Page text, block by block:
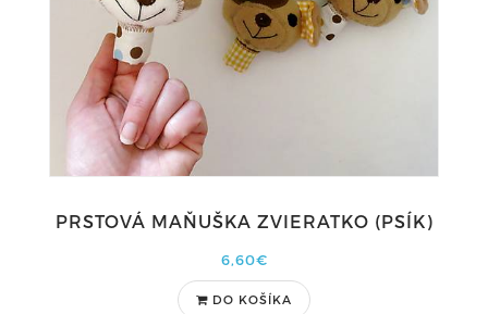
PRSTOVÁ MAŇUŠKA ZVIERATKO (PSÍK)
6,60€
DO KOŠÍKA